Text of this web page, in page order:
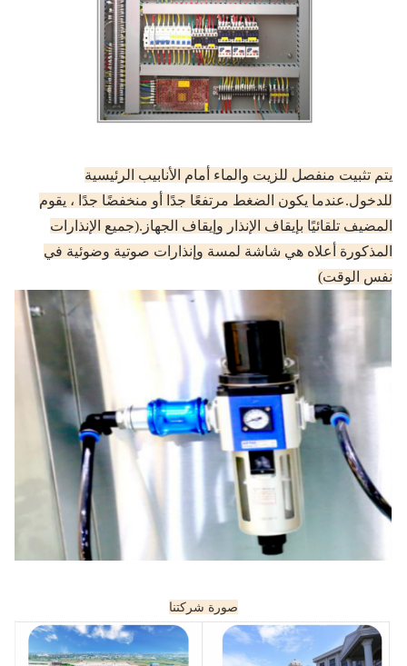
يتم تثبيت منفصل للزيت والماء أمام الأنابيب الرئيسية
للدخول. عندما يكون الضغط مرتفعًا جدًا أو منخفضًا جدًا ، يقوم
المضيف تلقائيًا بإيقاف الإنذار وإيقاف الجهاز. (جميع الإنذارات
المذكورة أعلاه هي شاشة لمسة وإنذارات صوتية وضوئية في
نفس الوقت)
صورة شركتنا